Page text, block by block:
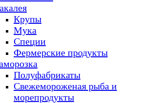
Крупы
Мука
Специи
Фермерские продукты
Полуфабрикаты
Свежемороженая рыба и
морепродукты